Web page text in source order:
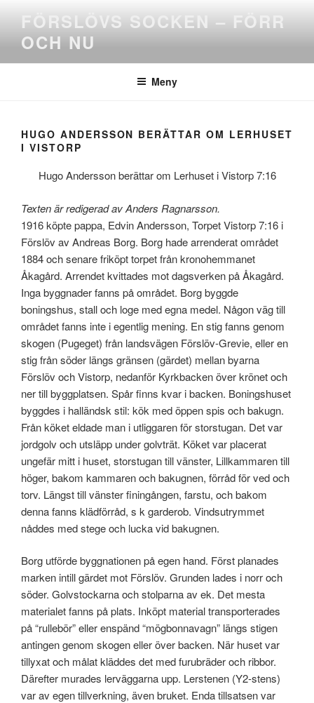
innehåll
FÖRSLÖVS SOCKEN – FÖRR
OCH NU
Meny
HUGO ANDERSSON BERÄTTAR OM LERHUSET
I VISTORP
Hugo Andersson berättar om Lerhuset i Vistorp 7:16
Texten är redigerad av Anders Ragnarsson.
1916 köpte pappa, Edvin Andersson, Torpet Vistorp 7:16 i
Förslöv av Andreas Borg. Borg hade arrenderat området
1884 och senare friköpt torpet från kronohemmanet
Åkagård. Arrendet kvittades mot dagsverken på Åkagård.
Inga byggnader fanns på området. Borg byggde
boningshus, stall och loge med egna medel. Någon väg till
området fanns inte i egentlig mening. En stig fanns genom
skogen (Pugeget) från landsvägen Förslöv-Grevie, eller en
stig från söder längs gränsen (gärdet) mellan byarna
Förslöv och Vistorp, nedanför Kyrkbacken över krönet och
ner till byggplatsen. Spår finns kvar i backen. Boningshuset
byggdes i halländsk stil: kök med öppen spis och bakugn.
Från köket eldade man i utliggaren för storstugan. Det var
jordgolv och utsläpp under golvträt. Köket var placerat
ungefär mitt i huset, storstugan till vänster, Lillkammaren till
höger, bakom kammaren och bakugnen, förråd för ved och
torv. Längst till vänster finingången, farstu, och bakom
denna fanns klädförråd, s k garderob. Vindsutrymmet
nåddes med stege och lucka vid bakugnen.
Borg utförde byggnationen på egen hand. Först planades
marken intill gärdet mot Förslöv. Grunden lades i norr och
söder. Golvstockarna och stolparna av ek. Det mesta
materialet fanns på plats. Inköpt material transporterades
på “rullebör” eller enspänd “mögbonnavagn” längs stigen
antingen genom skogen eller över backen. När huset var
tillyxat och målat kläddes det med furubräder och ribbor.
Därefter murades lerväggarna upp. Lerstenen (Y2-stens)
var av egen tillverkning, även bruket. Enda tillsatsen var